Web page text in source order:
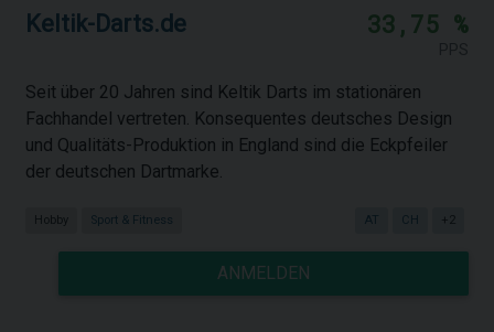
Keltik-Darts.de 33,75 %
Seit über 20 Jahren sind Keltik Darts im stationären
Fachhandel vertreten. Konsequentes deutsches Design
und Qualitäts-Produktion in England sind die Eckpfeiler
der deutschen Dartmarke.
Hobby Sport & Fitness AT CH +2
ANMELDEN